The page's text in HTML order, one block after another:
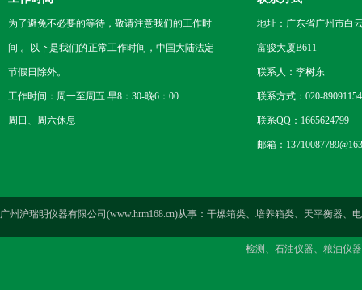
为了避免不必要的等待，敬请注意我们的工作时
间 。以下是我们的正常工作时间，中国大陆法定
节假日除外。
工作时间：周一至周五 早8：30-晚6：00
周日、周六休息
地址：广东省广州市白
富骏大厦B611
联系人：李树东
联系方式：020-89091154
联系QQ：1665624799
邮箱：
广州沪瑞明仪器有限公司(www.hrm168.cn)从事：干燥箱类、培养箱类、天平衡器
检测、石油仪器、粮油仪